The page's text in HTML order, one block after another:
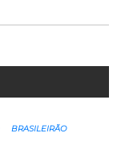
BRASILEIRÃO